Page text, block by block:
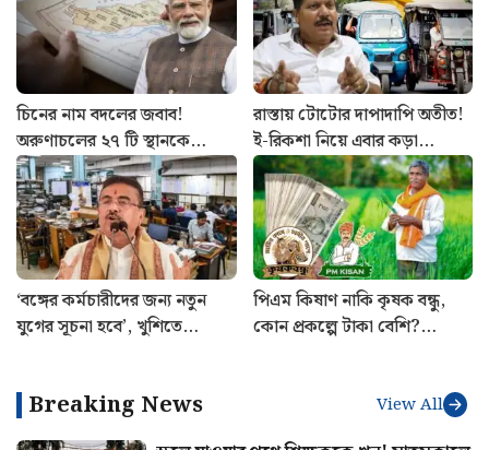
চিনের নাম বদলের জবাব!
অরুণাচলের ২৭ টি স্থানকে
সরকারি মানচিত্রে অন্তর্ভুক্ত করল
ভারত
রাস্তায় টোটোর দাপাদাপি অতীত!
ই-রিকশা নিয়ে এবার কড়া
পদক্ষেপ পরিবহণ দফতরের
‘বঙ্গের কর্মচারীদের জন্য নতুন
যুগের সূচনা হবে’, খুশিতে
পিএম কিষাণ নাকি কৃষক বন্ধু,
কোন প্রকল্পে টাকা বেশি?
Breaking News View All